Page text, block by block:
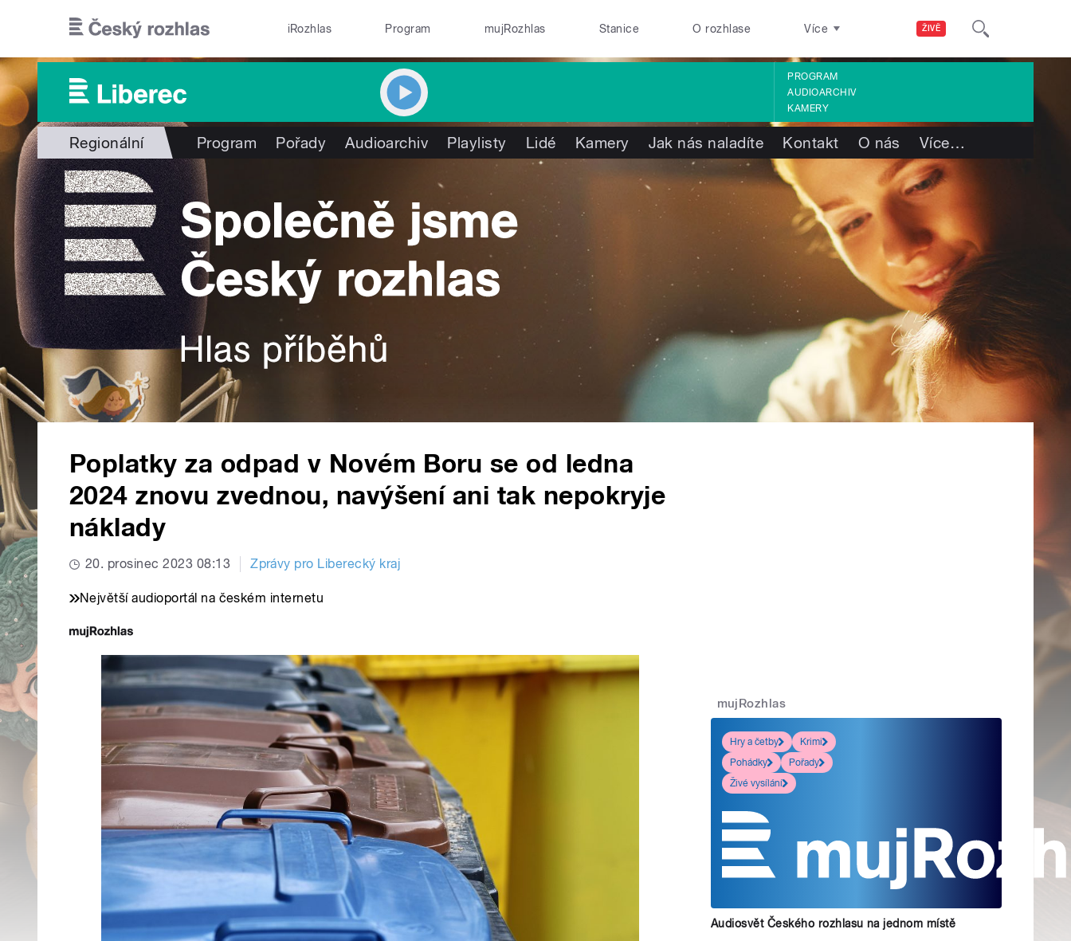
ŽIVĚ
iRozhlas Program mujRozhlas Stanice O rozhlase Více
PROGRAM
AUDIOARCHIV
KAMERY
Regionální Program Pořady Audioarchiv Playlisty Lidé Kamery Jak nás naladíte Kontakt O nás Více…
Poplatky za odpad v Novém Boru se od ledna
2024 znovu zvednou, navýšení ani tak nepokryje
náklady
20. prosinec 2023 08:13 Zprávy pro Liberecký kraj
Největší audioportál na českém internetu
mujRozhlas
Hry a četby
Krimi
Pohádky
Pořady
Živé vysílání
Audiosvět Českého rozhlasu na jednom místě